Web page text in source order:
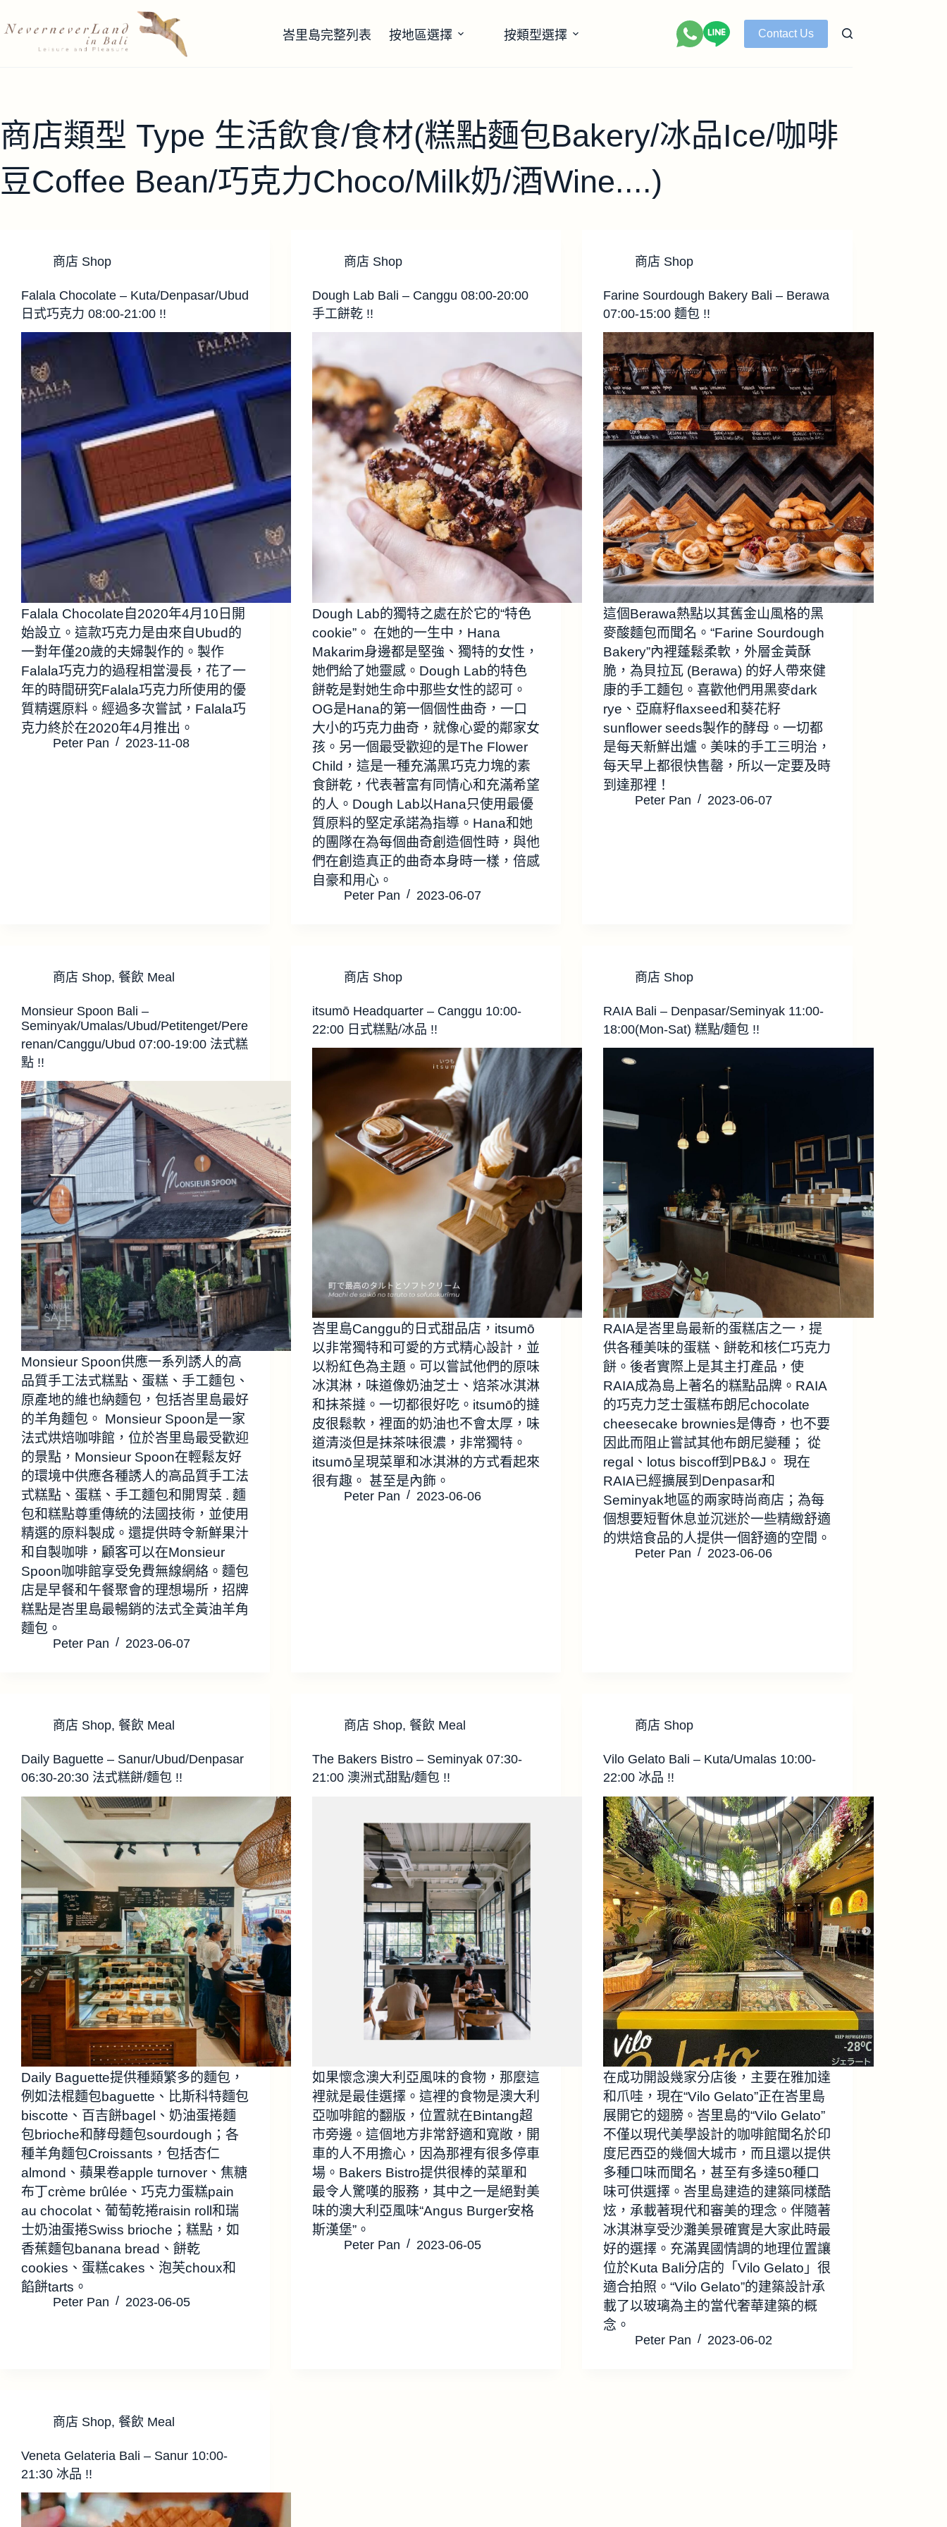
至
峇里島完整列表 按地區選擇 按類型選擇 Contact Us
商店類型 Type 生活飲食/食材(糕點麵包Bakery/冰品Ice/咖啡
豆Coffee Bean/巧克力Choco/Milk奶/酒Wine....)
商店 Shop
Falala Chocolate – Kuta/Denpasar/Ubud
日式巧克力 08:00-21:00 !!
Falala Chocolate自2020年4月10日開
始設立。這款巧克力是由來自Ubud的
一對年僅20歲的夫婦製作的。製作
Falala巧克力的過程相當漫長，花了一
年的時間研究Falala巧克力所使用的優
質精選原料。經過多次嘗試，Falala巧
克力終於在2020年4月推出。
Peter Pan 2023-11-08
商店 Shop
Dough Lab Bali – Canggu 08:00-20:00
手工餅乾 !!
Dough Lab的獨特之處在於它的“特色
cookie”。 在她的一生中，Hana
Makarim身邊都是堅強、獨特的女性，
她們給了她靈感。Dough Lab的特色
餅乾是對她生命中那些女性的認可。
OG是Hana的第一個個性曲奇，一口
大小的巧克力曲奇，就像心愛的鄰家女
孩。另一個最受歡迎的是The Flower
Child，這是一種充滿黑巧克力塊的素
食餅乾，代表著富有同情心和充滿希望
的人。Dough Lab以Hana只使用最優
質原料的堅定承諾為指導。Hana和她
的團隊在為每個曲奇創造個性時，與他
們在創造真正的曲奇本身時一樣，倍感
自豪和用心。
Peter Pan 2023-06-07
商店 Shop
Farine Sourdough Bakery Bali – Berawa
07:00-15:00 麵包 !!
這個Berawa熱點以其舊金山風格的黑
麥酸麵包而聞名。“Farine Sourdough
Bakery”內裡蓬鬆柔軟，外層金黃酥
脆，為貝拉瓦 (Berawa) 的好人帶來健
康的手工麵包。喜歡他們用黑麥dark
rye、亞麻籽flaxseed和葵花籽
sunflower seeds製作的酵母。一切都
是每天新鮮出爐。美味的手工三明治，
每天早上都很快售罄，所以一定要及時
到達那裡！
Peter Pan 2023-06-07
商店 Shop, 餐飲 Meal
Monsieur Spoon Bali –
Seminyak/Umalas/Ubud/Petitenget/Pere
renan/Canggu/Ubud 07:00-19:00 法式糕
點 !!
Monsieur Spoon供應一系列誘人的高
品質手工法式糕點、蛋糕、手工麵包、
原產地的維也納麵包，包括峇里島最好
的羊角麵包。 Monsieur Spoon是一家
法式烘焙咖啡館，位於峇里島最受歡迎
的景點，Monsieur Spoon在輕鬆友好
的環境中供應各種誘人的高品質手工法
式糕點、蛋糕、手工麵包和開胃菜 . 麵
包和糕點尊重傳統的法國技術，並使用
精選的原料製成。還提供時令新鮮果汁
和自製咖啡，顧客可以在Monsieur
Spoon咖啡館享受免費無線網絡。麵包
店是早餐和午餐聚會的理想場所，招牌
糕點是峇里島最暢銷的法式全黃油羊角
麵包。
Peter Pan 2023-06-07
商店 Shop
itsumō Headquarter – Canggu 10:00-
22:00 日式糕點/冰品 !!
峇里島Canggu的日式甜品店，itsumō
以非常獨特和可愛的方式精心設計，並
以粉紅色為主題。可以嘗試他們的原味
冰淇淋，味道像奶油芝士、焙茶冰淇淋
和抹茶撻。一切都很好吃。itsumō的撻
皮很鬆軟，裡面的奶油也不會太厚，味
道清淡但是抹茶味很濃，非常獨特。
itsumō呈現菜單和冰淇淋的方式看起來
很有趣。 甚至是內飾。
Peter Pan 2023-06-06
商店 Shop
RAIA Bali – Denpasar/Seminyak 11:00-
18:00(Mon-Sat) 糕點/麵包 !!
RAIA是峇里島最新的蛋糕店之一，提
供各種美味的蛋糕、餅乾和核仁巧克力
餅。後者實際上是其主打產品，使
RAIA成為島上著名的糕點品牌。RAIA
的巧克力芝士蛋糕布朗尼chocolate
cheesecake brownies是傳奇，也不要
因此而阻止嘗試其他布朗尼變種； 從
regal、lotus biscoff到PB&J。 現在
RAIA已經擴展到Denpasar和
Seminyak地區的兩家時尚商店；為每
個想要短暫休息並沉迷於一些精緻舒適
的烘焙食品的人提供一個舒適的空間。
Peter Pan 2023-06-06
商店 Shop, 餐飲 Meal
Daily Baguette – Sanur/Ubud/Denpasar
06:30-20:30 法式糕餅/麵包 !!
Daily Baguette提供種類繁多的麵包，
例如法棍麵包baguette、比斯科特麵包
biscotte、百吉餅bagel、奶油蛋捲麵
包brioche和酵母麵包sourdough；各
種羊角麵包Croissants，包括杏仁
almond、蘋果卷apple turnover、焦糖
布丁crème brûlée、巧克力蛋糕pain
au chocolat、葡萄乾捲raisin roll和瑞
士奶油蛋捲Swiss brioche；糕點，如
香蕉麵包banana bread、餅乾
cookies、蛋糕cakes、泡芙choux和
餡餅tarts。
Peter Pan 2023-06-05
商店 Shop, 餐飲 Meal
The Bakers Bistro – Seminyak 07:30-
21:00 澳洲式甜點/麵包 !!
如果懷念澳大利亞風味的食物，那麼這
裡就是最佳選擇。這裡的食物是澳大利
亞咖啡館的翻版，位置就在Bintang超
市旁邊。這個地方非常舒適和寬敞，開
車的人不用擔心，因為那裡有很多停車
場。Bakers Bistro提供很棒的菜單和
最令人驚嘆的服務，其中之一是絕對美
味的澳大利亞風味“Angus Burger安格
斯漢堡”。
Peter Pan 2023-06-05
商店 Shop
Vilo Gelato Bali – Kuta/Umalas 10:00-
22:00 冰品 !!
在成功開設幾家分店後，主要在雅加達
和爪哇，現在“Vilo Gelato”正在峇里島
展開它的翅膀。峇里島的“Vilo Gelato”
不僅以現代美學設計的咖啡館聞名於印
度尼西亞的幾個大城市，而且還以提供
多種口味而聞名，甚至有多達50種口
味可供選擇。峇里島建造的建築同樣酷
炫，承載著現代和審美的理念。伴隨著
冰淇淋享受沙灘美景確實是大家此時最
好的選擇。充滿異國情調的地理位置讓
位於Kuta Bali分店的「Vilo Gelato」很
適合拍照。“Vilo Gelato”的建築設計承
載了以玻璃為主的當代奢華建築的概
念。
Peter Pan 2023-06-02
商店 Shop, 餐飲 Meal
Veneta Gelateria Bali – Sanur 10:00-
21:30 冰品 !!